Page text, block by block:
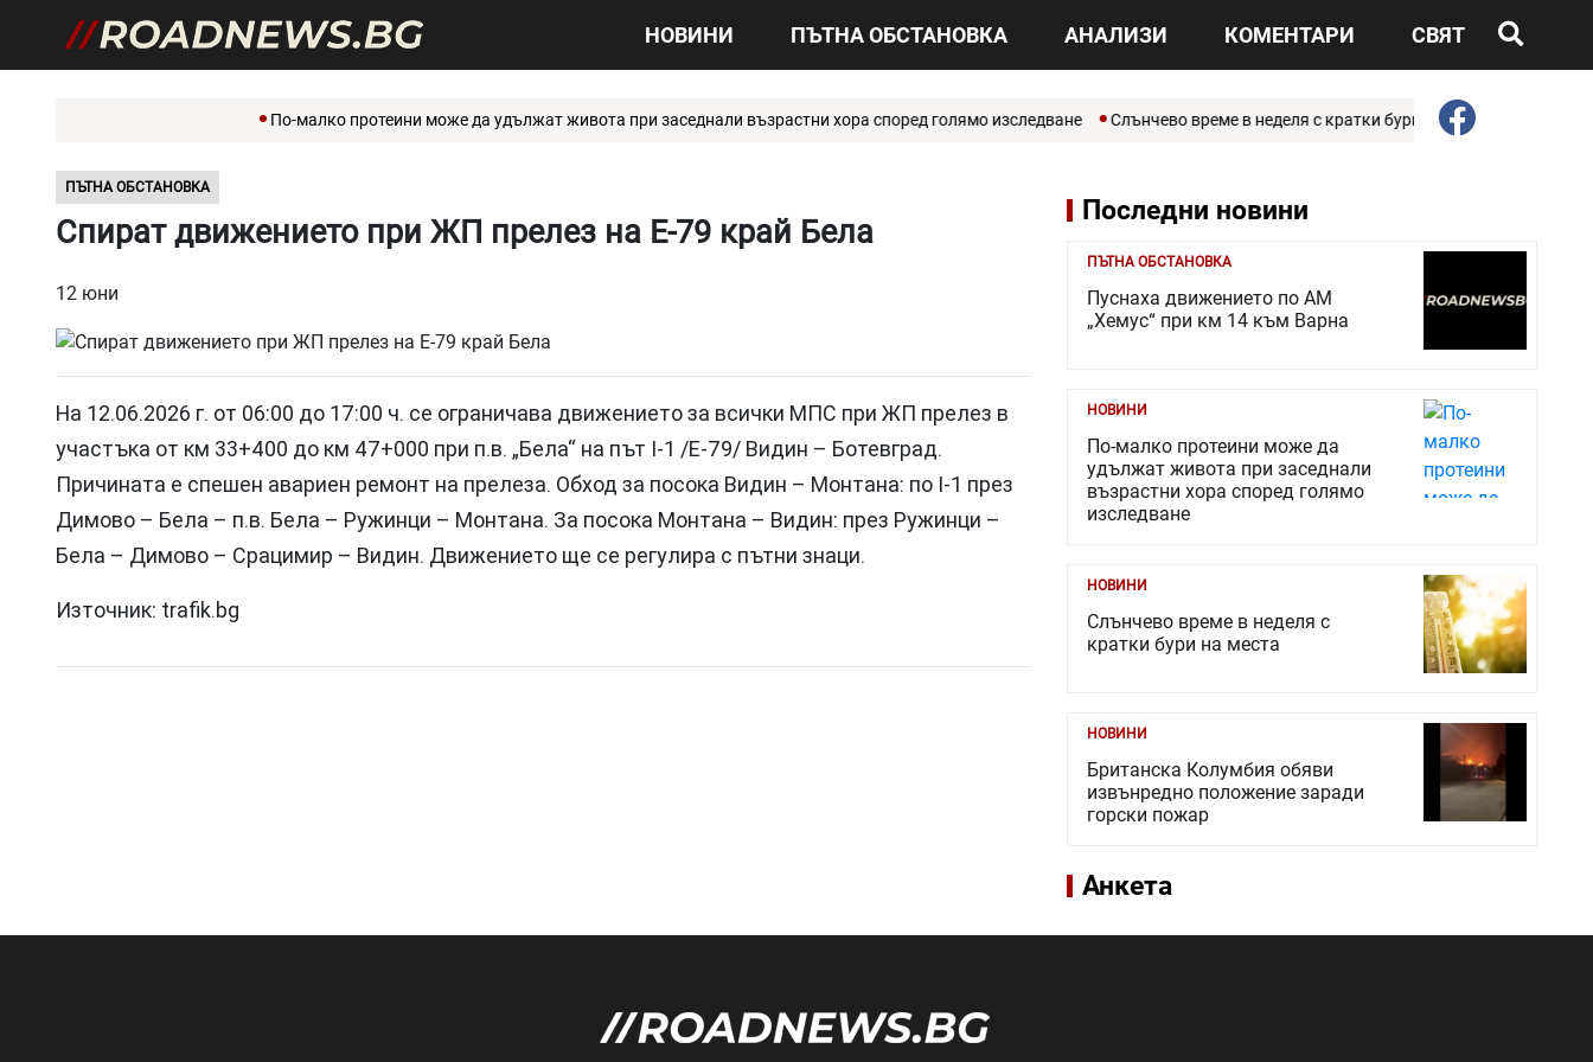
НОВИНИ ПЪТНА ОБСТАНОВКА АНАЛИЗИ КОМЕНТАРИ СВЯТ
По-малко протеини може да удължат живота при заседнали възрастни хора според голямо изследване Слънчево време в неделя с кратки бури на места
ПЪТНА ОБСТАНОВКА
Спират движението при ЖП прелез на Е-79 край Бела
12 юни
На 12.06.2026 г. от 06:00 до 17:00 ч. се ограничава движението за всички МПС при ЖП прелез в
участъка от км 33+400 до км 47+000 при п.в. „Бела“ на път I-1 /Е-79/ Видин – Ботевград.
Причината е спешен авариен ремонт на прелеза. Обход за посока Видин – Монтана: по I-1 през
Димово – Бела – п.в. Бела – Ружинци – Монтана. За посока Монтана – Видин: през Ружинци –
Бела – Димово – Срацимир – Видин. Движението ще се регулира с пътни знаци.
Източник: trafik.bg
Последни новини
ПЪТНА ОБСТАНОВКА
Пуснаха движението по АМ
„Хемус“ при км 14 към Варна
НОВИНИ
По-малко протеини може да
удължат живота при заседнали
възрастни хора според голямо
изследване
НОВИНИ
Слънчево време в неделя с
кратки бури на места
НОВИНИ
Британска Колумбия обяви
извънредно положение заради
горски пожар
Анкета